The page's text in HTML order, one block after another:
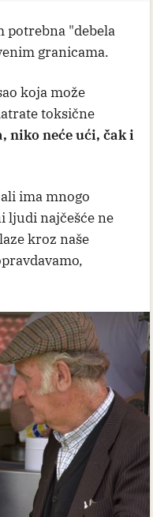
potrebna "debela
granicama.
koja može
toksične
niko neće ući, čak i
ima mnogo
ljudi najčešće ne
kroz naše